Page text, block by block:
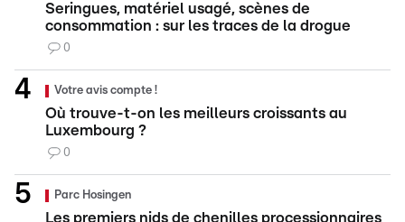
Seringues, matériel usagé, scènes de
consommation : sur les traces de la drogue
0
Votre avis compte !
Où trouve-t-on les meilleurs croissants au
Luxembourg ?
0
Parc Hosingen
Les premiers nids de chenilles processionnaires